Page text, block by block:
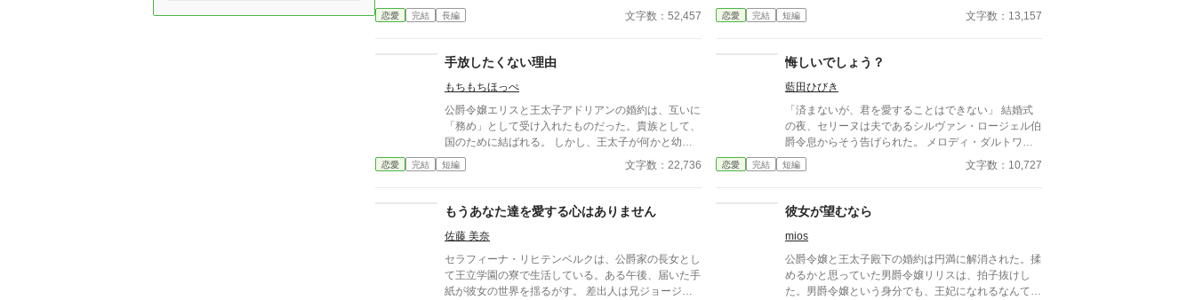
恋愛 完結 長編 文字数：52,457
は、高熱を出して記憶を失う。 戻ってきた夫は、妻
に仕える侍女アリッサムから、いない月日の間書き綴
ら自分を恋しいと思ってくれていた少女の思いの丈が
詰まっていた。 十八歳になり、美しく成長した妻を
前に、ハイドランジアは、心が揺らぐ。 自分への恋
心を忘れてしまったとしても、これ程までに思ってく
れていたのなら、また、愛を育めるのではないのか？
様々な人間の思いが交錯し、物語は、思わぬ方向へと
恋愛 完結 短編 文字数：13,157
手放したくない理由
もちもちほっぺ
公爵令嬢エリスと王太子アドリアンの婚約は、互いに
「務め」として受け入れたものだった。貴族として、
国のために結ばれる。 しかし、王太子が何かと幼馴
染のレイナを優先し、社交界でも「王太子妃にふさわ
しいのは彼女では？」と囁かれる中、エリスは淡々と
自ら婚約解消を申し出る。 話し合いの場で、王妃が
「辛い思いをさせてしまってごめんなさいね」と声を
かけるが、エリスは本当にまったく辛くなかったた
め、きょとんとする。その様子を見た周囲は困惑し、
「……王太子への愛は芽生えていなかったのです
か？」 と問うが、エリスは「愛？」と首を傾げる。
恋愛 完結 短編 文字数：22,736
悔しいでしょう？
藍田ひびき
「済まないが、君を愛することはできない」 結婚式
の夜、セリーヌは夫であるシルヴァン・ロージェル伯
爵令息からそう告げられた。 メロディ・ダルトワ元
男爵令嬢――王太子を篭絡し、婚約破棄騒動を引き起
こした美貌の令嬢を、シルヴァンは未だに想っていた
りに、とある願い事をするが…？ 婚約破棄騒動に巻
き込まれた女性が、ちょっとした仕返しをする話。
※ なろうにも投稿しています。
恋愛 完結 短編 文字数：10,727
もうあなた達を愛する心はありません
佐藤 美奈
セラフィーナ・リヒテンベルクは、公爵家の長女とし
て王立学園の寮で生活している。ある午後、届いた手
紙が彼女の世界を揺るがす。 差出人は兄ジョージ
彼女が望むなら
mios
公爵令嬢と王太子殿下の婚約は円満に解消された。揉
めるかと思っていた男爵令嬢リリスは、拍子抜けし
た。男爵令嬢という身分でも、王妃になれるなんて、